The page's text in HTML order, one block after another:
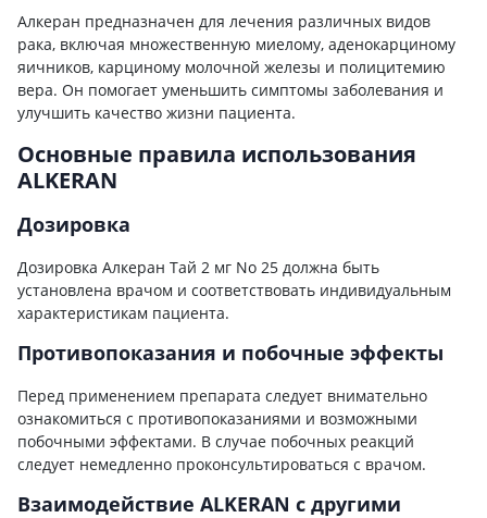
Алкеран предназначен для лечения различных видов
рака, включая множественную миелому, аденокарциному
яичников, карциному молочной железы и полицитемию
вера. Он помогает уменьшить симптомы заболевания и
улучшить качество жизни пациента.
Основные правила использования
ALKERAN
Дозировка
Дозировка Алкеран Тай 2 мг No 25 должна быть
установлена врачом и соответствовать индивидуальным
характеристикам пациента.
Противопоказания и побочные эффекты
Перед применением препарата следует внимательно
ознакомиться с противопоказаниями и возможными
побочными эффектами. В случае побочных реакций
следует немедленно проконсультироваться с врачом.
Взаимодействие ALKERAN с другими